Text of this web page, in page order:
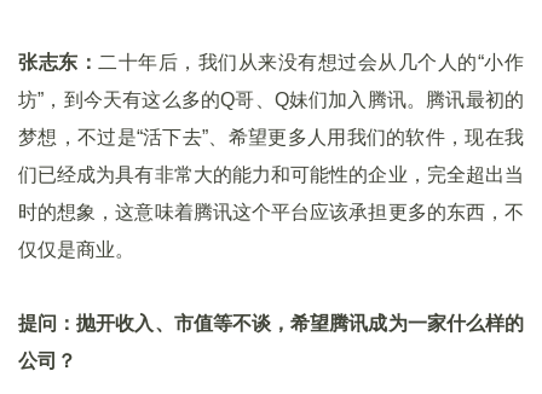
张志东： 二十年后，我们从来没有想过会从几个人的“小作
坊”，到今天有这么多的Q哥、Q妹们加入腾讯。腾讯最初的
梦想，不过是“活下去”、希望更多人用我们的软件，现在我
们已经成为具有非常大的能力和可能性的企业，完全超出当
时的想象，这意味着腾讯这个平台应该承担更多的东西，不
仅仅是商业。
提问：抛开收入、市值等不谈，希望腾讯成为一家什么样的
公司？